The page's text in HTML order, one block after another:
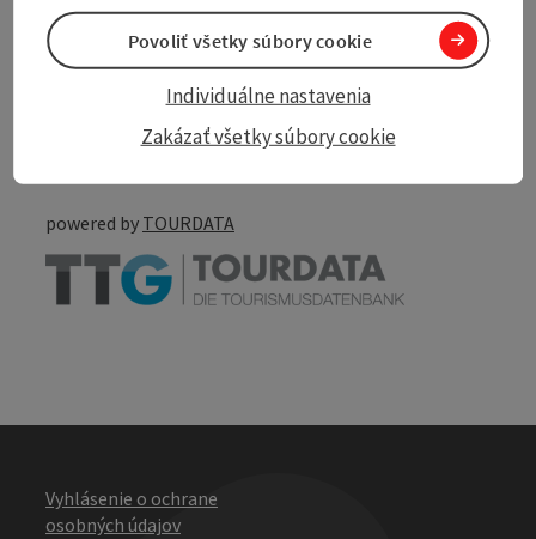
Create PDF
Print article
Nearby
powered by TOURDATA
Vyhlásenie o ochrane
osobných údajov
Zakázať všetky súbory cookie
Individuálne nastavenia
Povoliť všetky súbory cookie